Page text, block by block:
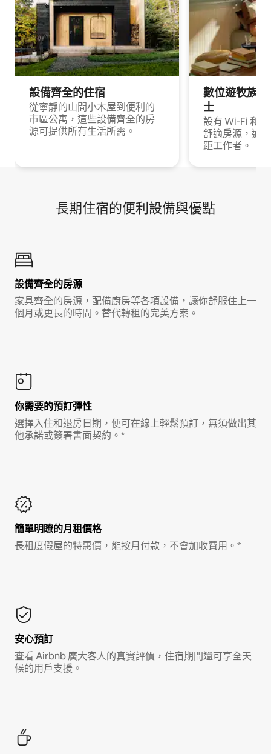
設備齊全的住宿
從寧靜的山間小木屋到便利的
市區公寓，這些設備齊全的房
源可提供所有生活所需。
數位遊牧族
士
設有 Wi-Fi 和
舒適房源，適
距工作者。
長期住宿的便利設備與優點
設備齊全的房源
家具齊全的房源，配備廚房等各項設備，讓你舒服住上一
個月或更長的時間。替代轉租的完美方案。
你需要的預訂彈性
選擇入住和退房日期，便可在線上輕鬆預訂，無須做出其
他承諾或簽署書面契約。*
簡單明瞭的月租價格
長租度假屋的特惠價，能按月付款，不會加收費用。*
安心預訂
查看 Airbnb 廣大客人的真實評價，住宿期間還可享全天
候的用戶支援。